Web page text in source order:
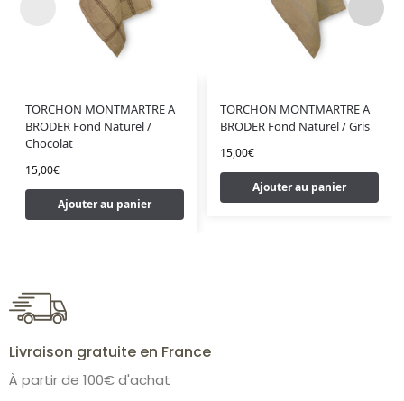
TORCHON MONTMARTRE A
BRODER Fond Naturel /
Chocolat
15,00€
Ajouter au panier
TORCHON MONTMARTRE A
BRODER Fond Naturel / Gris
15,00€
Ajouter au panier
Livraison gratuite en France
À partir de 100€ d'achat